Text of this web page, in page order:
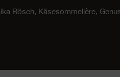
Bösch, Käsesommelière,